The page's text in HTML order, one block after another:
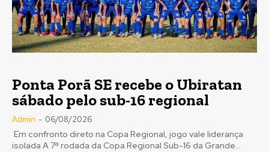
Ponta Porã SE recebe o Ubiratan
sábado pelo sub-16 regional
Admin - 06/08/2026
Em confronto direto na Copa Regional, jogo vale liderança
isolada A 7ª rodada da Copa Regional Sub-16 da Grande...